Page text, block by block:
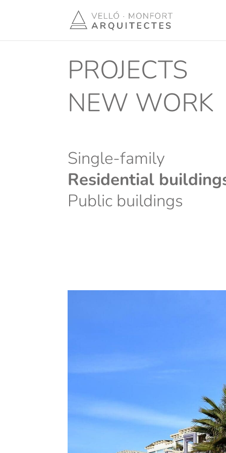
PROJECTS
NEW WORK
Single-family
Residential
Public buildings